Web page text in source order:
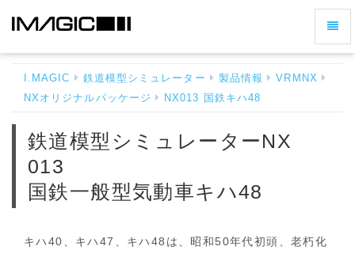
模
型
ミ
ー
013
ナ
ビ
え
I.MAGIC 鉄道模型シミュレーター 製品情報
VRMNX
NXオリジナルパッケージ
NX013 国鉄キハ48
鉄道模型シミュレーターNX
013
国鉄一般型気動車キハ48
キハ40、キハ47、キハ48は、昭和50年代初頭、老朽化